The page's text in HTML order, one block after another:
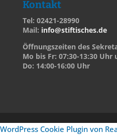
Kontakt
Tel: 02421-28990
Mail: info@stiftisches.de
Öffnungszeiten des
Mo bis Fr: 07:30-13:30 Uhr
Do: 14:00-16:00 Uhr
WordPress Cookie Plugin von